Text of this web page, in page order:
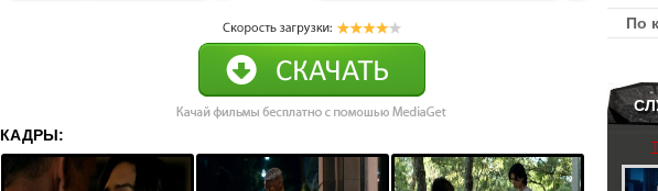
КАДРЫ:
По